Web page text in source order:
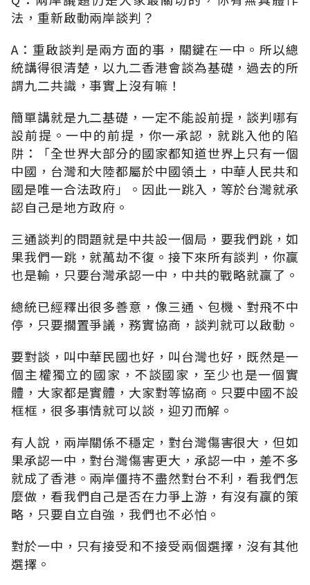
法，重新啟動兩岸談判？
A：重啟談判是兩方面的事，關鍵在一中。所以總
統講得很清楚，以九二香港會談為基礎，過去的所
謂九二共識，事實上沒有嘛！
簡單講就是九二基礎，一定不能設前提，談判哪有
設前提。一中的前提，你一承認，就跳入他的陷
阱：「全世界大部分的國家都知道世界上只有一個
中國，台灣和大陸都屬於中國領土，中華人民共和
國是唯一合法政府」。因此一跳入，等於台灣就承
認自己是地方政府。
三通談判的問題就是中共設一個局，要我們跳，如
果我們一跳，就萬劫不復。接下來所有談判，你贏
也是輸，只要台灣承認一中，中共的戰略就贏了。
總統已經釋出很多善意，像三通、包機、對飛不中
停，只要擱置爭議，務實協商，談判就可以啟動。
要對談，叫中華民國也好，叫台灣也好，既然是一
個主權獨立的國家，不談國家，至少也是一個實
體，大家都是實體，大家對等協商。只要中國不設
框框，很多事情就可以談，迎刃而解。
有人說，兩岸關係不穩定，對台灣傷害很大，但如
果承認一中，對台灣傷害更大，承認一中，差不多
就成了香港。兩岸僵持不盡然對台不利，看我們怎
麼做，看我們自己是否在力爭上游，有沒有贏的策
略，只要自立自強，我們也不必怕。
對於一中，只有接受和不接受兩個選擇，沒有其他
選擇。